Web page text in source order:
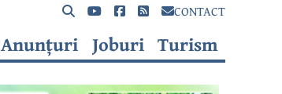
CONTACT
Anunțuri Joburi Turism